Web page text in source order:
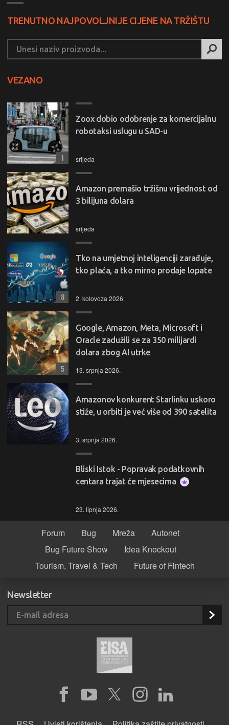
TRENUTNO NAJPOVOLJNIJE CIJENE NA TRŽIŠTU
VEZANO
Zoox dobio odobrenje za komercijalnu
robotaksi uslugu u SAD-u
srijeda
1
Amazon premašio tržišnu vrijednost od
3 bilijuna dolara
srijeda
Tko na umjetnoj inteligenciji zarađuje,
tko plaća, a tko mirno prodaje lopate
2. kolovoza 2026.
8
Google, Amazon, Meta, Microsoft i
Oracle zadužili se za 350 milijardi
dolara zbog AI utrke
13. srpnja 2026.
5
Amazonov konkurent Starlinku uskoro
stiže, u orbiti je već više od 390 satelita
3. srpnja 2026.
Bliski Istok - Popravak podatkovnih
centara trajat će mjesecima
23. lipnja 2026.
Forum Bug Mreža
Autonet
Bug Future Show
Idea Knockout
Tourism, Travel & Tech
Future of Fintech
Newsletter